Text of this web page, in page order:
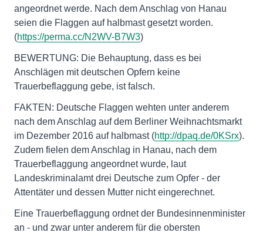
angeordnet werde. Nach dem Anschlag von Hanau
seien die Flaggen auf halbmast gesetzt worden.
(https://perma.cc/N2WV-B7W3)
BEWERTUNG: Die Behauptung, dass es bei
Anschlägen mit deutschen Opfern keine
Trauerbeflaggung gebe, ist falsch.
FAKTEN: Deutsche Flaggen wehten unter anderem
nach dem Anschlag auf dem Berliner Weihnachtsmarkt
im Dezember 2016 auf halbmast (http://dpaq.de/0KSrx).
Zudem fielen dem Anschlag in Hanau, nach dem
Trauerbeflaggung angeordnet wurde, laut
Landeskriminalamt drei Deutsche zum Opfer - der
Attentäter und dessen Mutter nicht eingerechnet.
Eine Trauerbeflaggung ordnet der Bundesinnenminister
an - und zwar unter anderem für die obersten